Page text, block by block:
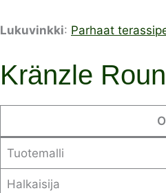
Lukuvinkki: Parhaat
Kränzle
Tuotemalli
Halkaisija